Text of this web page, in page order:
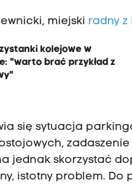
miejski radny z
kolejowe w
"warto brać przykład z
się sytuacja
jednak skorzystać
istotny problem. Do